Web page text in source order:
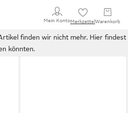
Mein KontoMerkzettel Warenkorb
finden wir nicht mehr. Hier findest
könnten.